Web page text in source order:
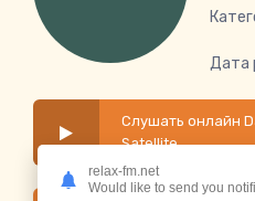
Дата
Слушать онлайн
Satellite
relax-fm.net
Would like to send you